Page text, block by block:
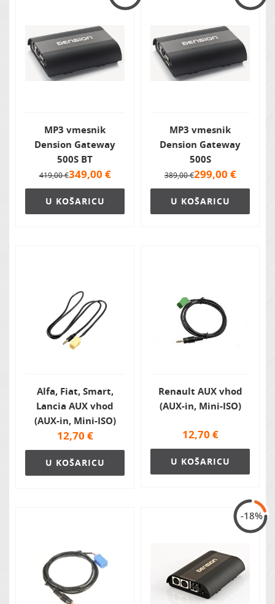
MP3 vmesnik
Dension Gateway
500S BT
419,00 €349,00 €
U KOŠARICU
MP3 vmesnik
Dension Gateway
500S
389,00 €299,00 €
U KOŠARICU
Alfa, Fiat, Smart,
Lancia AUX vhod
(AUX-in, Mini-ISO)
12,70 €
U KOŠARICU
Renault AUX vhod
(AUX-in, Mini-ISO)
12,70 €
U KOŠARICU
-18%